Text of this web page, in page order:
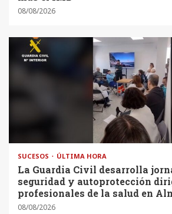
08/08/2026
SUCESOS ÚLTIMA HORA
La Guardia Civil desarrolla
seguridad y autoprotección
profesionales de la salud en
08/08/2026